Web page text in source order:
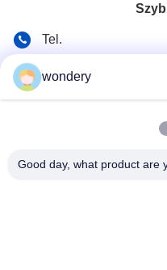
Tel.
Wiadomość
Shengang Metropolitan
wondery
Good day, what product are